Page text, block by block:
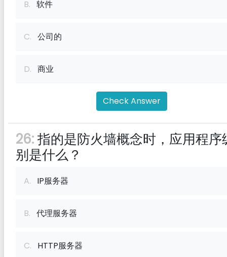
B. 软件
C. 公司的
D. 商业
Check Answer
26:指的是防火墙概念时，应用程序
别是什么？
A. IP服务器
B. 代理服务器
C. HTTP服务器